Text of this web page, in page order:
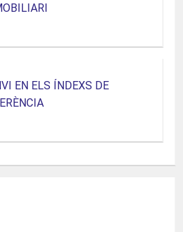
EN ELS ÍNDEXS DE